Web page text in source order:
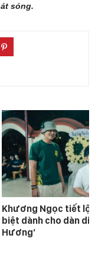
sóng.
Khương Ngọc tiết lộ
biệt dành cho dàn
Hương’